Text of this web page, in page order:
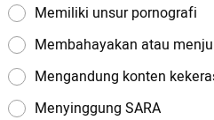
Memiliki unsur pornografi
Membahayakan atau
Mengandung konten
Menyinggung SARA